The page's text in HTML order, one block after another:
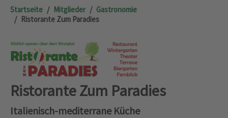
Startseite Mitglieder
Gastronomie
Ristorante Zum Paradies
Ristorante Zum Paradies
Italienisch-mediterrane Küche